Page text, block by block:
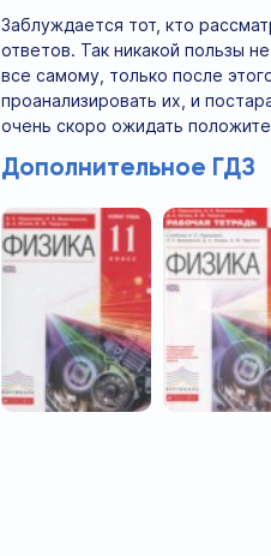
Заблуждается тот, кто
ответов. Так никакой пользы
все самому, только после
проанализировать их, и
очень скоро ожидать
Дополнительное ГДЗ